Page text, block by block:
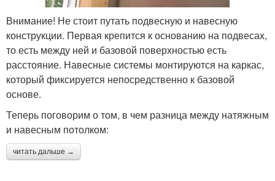
Внимание! Не стоит путать подвесную и навесную
конструкции. Первая крепится к основанию на подвесах,
то есть между ней и базовой поверхностью есть
расстояние. Навесные системы монтируются на каркас,
который фиксируется непосредственно к базовой
основе.
Теперь поговорим о том, в чем разница между натяжным
и навесным потолком:
читать дальше →